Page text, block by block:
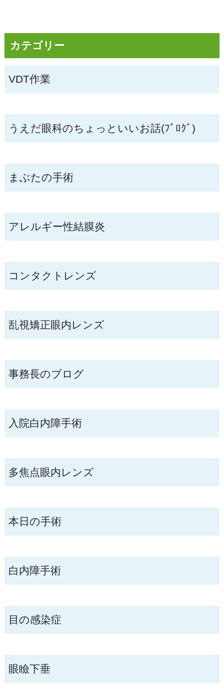
カテゴリー
VDT作業
うえだ眼科のちょっといいお話(ﾌﾞﾛｸﾞ)
まぶたの手術
アレルギー性結膜炎
コンタクトレンズ
乱視矯正眼内レンズ
事務長のブログ
入院白内障手術
多焦点眼内レンズ
本日の手術
白内障手術
目の感染症
眼瞼下垂